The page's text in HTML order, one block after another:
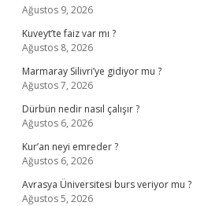
Ağustos 9, 2026
Kuveyt’te faiz var mı ?
Ağustos 8, 2026
Marmaray Silivri’ye gidiyor mu ?
Ağustos 7, 2026
Dürbün nedir nasıl çalışır ?
Ağustos 6, 2026
Kur’an neyi emreder ?
Ağustos 6, 2026
Avrasya Üniversitesi burs veriyor mu ?
Ağustos 5, 2026